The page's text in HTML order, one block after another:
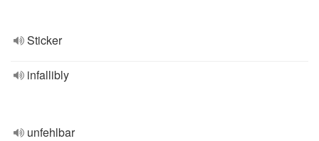
Sticker
infallibly
unfehlbar